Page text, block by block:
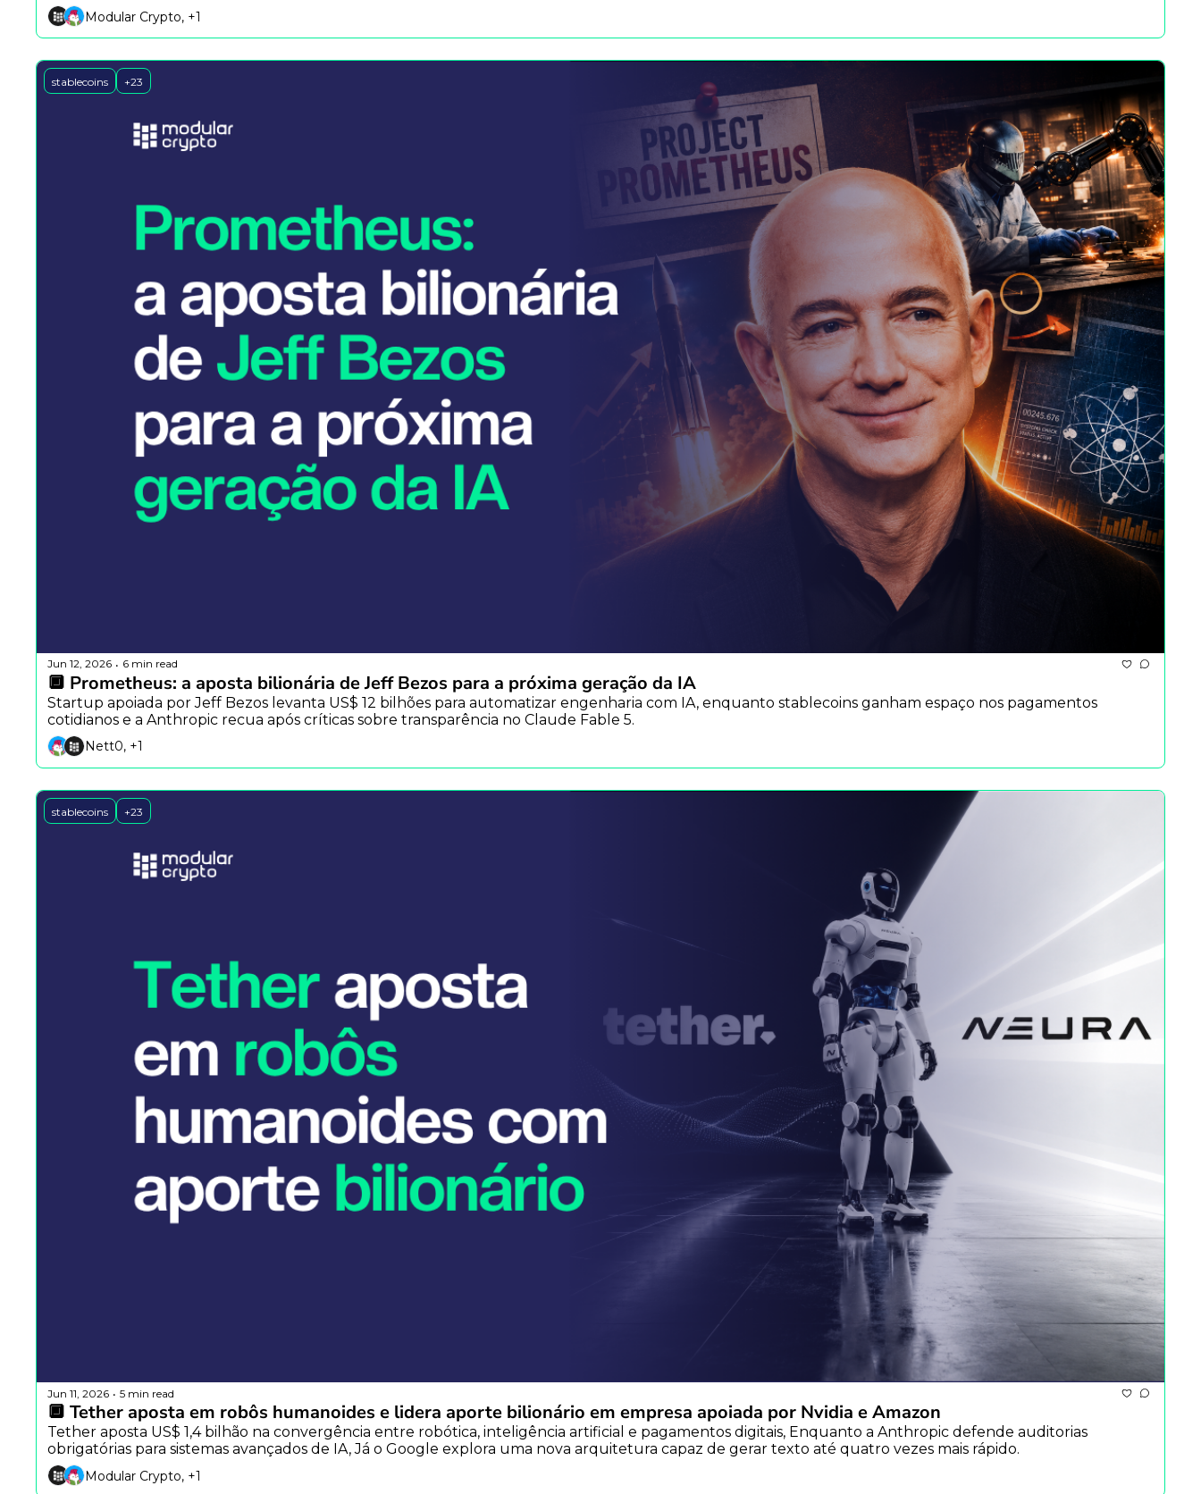
Modular Crypto, +1
stablecoins +23
Jun 12, 2026 • 6 min read
🔲 Prometheus: a aposta bilionária de Jeff Bezos para a próxima geração da IA
Startup apoiada por Jeff Bezos levanta US$ 12 bilhões para automatizar engenharia com IA, enquanto stablecoins ganham espaço nos pagamentos
cotidianos e a Anthropic recua após críticas sobre transparência no Claude Fable 5.
Nett0, +1
stablecoins +23
Jun 11, 2026 • 5 min read
🔲 Tether aposta em robôs humanoides e lidera aporte bilionário em empresa apoiada por Nvidia e Amazon
Tether aposta US$ 1,4 bilhão na convergência entre robótica, inteligência artificial e pagamentos digitais, Enquanto a Anthropic defende auditorias
obrigatórias para sistemas avançados de IA, Já o Google explora uma nova arquitetura capaz de gerar texto até quatro vezes mais rápido.
Modular Crypto, +1